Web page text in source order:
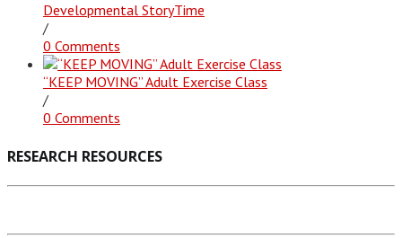
Developmental StoryTime
/
0 Comments
“KEEP MOVING” Adult Exercise Class
/
0 Comments
RESEARCH RESOURCES